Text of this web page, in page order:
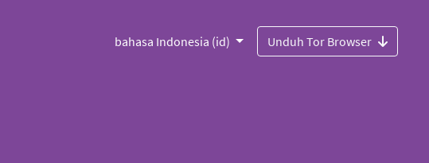
bahasa Indonesia (id) Unduh Tor Browser